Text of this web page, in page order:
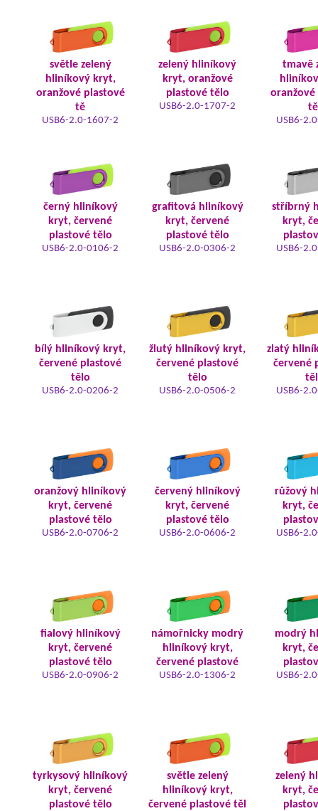
světle zelený
hliníkový kryt,
oranžové plastové
tě
USB6-2.0-1607-2
zelený hliníkový
kryt, oranžové
plastové tělo
USB6-2.0-1707-2
tmavě
oranžové
USB6-
černý hliníkový
kryt, červené
plastové tělo
USB6-2.0-0106-2
grafitová hliníkový
kryt, červené
plastové tělo
USB6-2.0-0306-2
stříbrný
kryt,
USB6-
bílý hliníkový kryt,
červené plastové
tělo
USB6-2.0-0206-2
žlutý hliníkový kryt,
červené plastové
tělo
USB6-2.0-0506-2
zlatý
červené
USB6-
oranžový hliníkový
kryt, červené
plastové tělo
USB6-2.0-0706-2
červený hliníkový
kryt, červené
plastové tělo
USB6-2.0-0606-2
růžový
kryt,
USB6-
fialový hliníkový
kryt, červené
plastové tělo
USB6-2.0-0906-2
námořnicky modrý
hliníkový kryt,
červené plastové
USB6-2.0-1306-2
modrý
kryt,
USB6-
tyrkysový hliníkový
kryt, červené
plastové tělo
světle zelený
hliníkový kryt,
červené plastové těl
zelený
kryt,